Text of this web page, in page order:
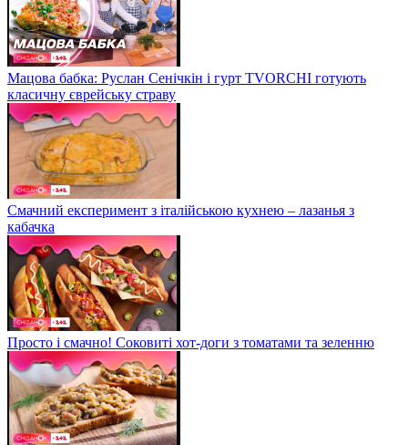
Мацова бабка: Руслан Сенічкін і гурт TVORCHI готують
класичну єврейську страву
Смачний експеримент з італійською кухнею – лазанья з
кабачка
Просто і смачно! Соковиті хот-доги з томатами та зеленню